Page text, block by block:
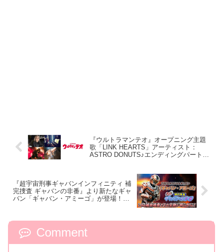
『ウルトラマンテオ』オープニング主題
歌「LINK HEARTS」アーティスト：
ASTRO DONUTS♪エンディングパートは
『超宇宙刑事ギャバンインフィニティ 補
完捜査 ギャバンの非番』より新たなギャ
バン「ギャバン・アミーゴ」が登場！
Comment